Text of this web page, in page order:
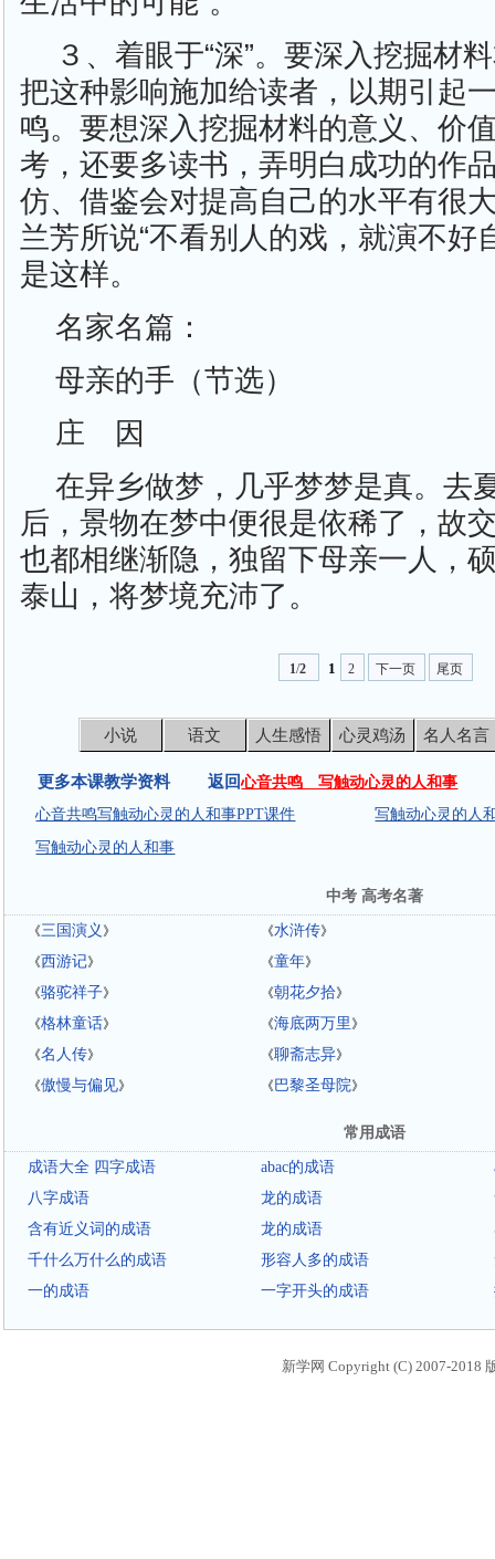
３、着眼于“深”。要深入挖掘材
把这种影响施加给读者，以期引起
鸣。要想深入挖掘材料的意义、价
考，还要多读书，弄明白成功的作
仿、借鉴会对提高自己的水平有很
兰芳所说“不看别人的戏，就演不好
是这样。
名家名篇：
母亲的手（节选）
庄 因
在异乡做梦，几乎梦梦是真。去
后，景物在梦中便很是依稀了，故
也都相继渐隐，独留下母亲一人，
泰山，将梦境充沛了。
1/2 1 2 下一页 尾页
小说 语文 人生感悟 心灵鸡汤 名人名言
更多本课教学资料 返回心音共鸣 写触动心灵的人和事
心音共鸣写触动心灵的人和事PPT课件
写触动心灵的人
写触动心灵的人和事
中考 高考名著
《三国演义 》 《水浒传》
《西游记》 《童年》
《骆驼祥子》 《朝花夕拾》
《格林童话》 《海底两万里 》
《名人传》 《聊斋志异》
《傲慢与偏见》 《巴黎圣母院》
常用成语
成语大全 四字成语 abac的成语
八字成语
龙的成语
含有近义词的成语
龙的成语
千什么万什么的成语
形容人多的成语
一的成语
一字开头的成语
新学网 Copyright (C) 2007-2018